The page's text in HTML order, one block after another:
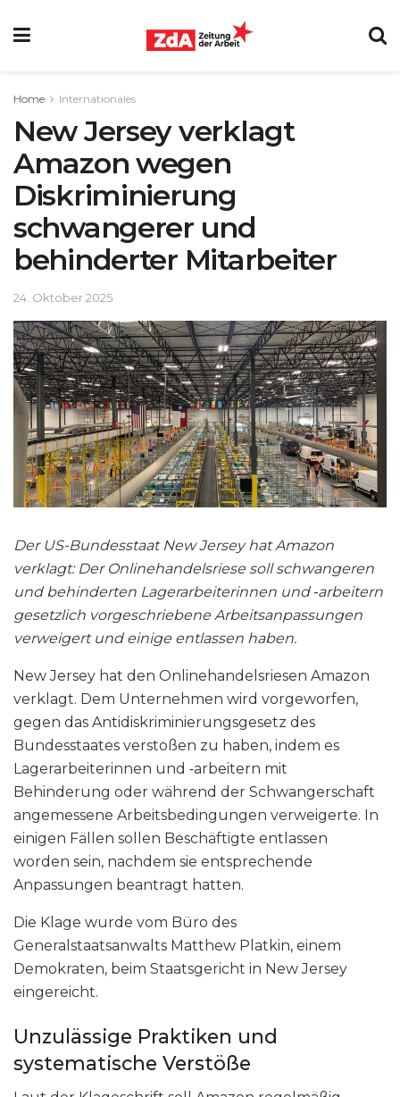
Home Internationales
New Jersey verklagt
Amazon wegen
Diskriminierung
schwangerer und
behinderter Mitarbeiter
24. Oktober 2025
Der US-Bundesstaat New Jersey hat Amazon
verklagt: Der Onlinehandelsriese soll schwangeren
und behinderten Lagerarbeiterinnen und ‑arbeitern
gesetzlich vorgeschriebene Arbeitsanpassungen
verweigert und einige entlassen haben.
New Jersey hat den Onlinehandelsriesen Amazon
verklagt. Dem Unternehmen wird vorgeworfen,
gegen das Antidiskriminierungsgesetz des
Bundesstaates verstoßen zu haben, indem es
Lagerarbeiterinnen und ‑arbeitern mit
Behinderung oder während der Schwangerschaft
angemessene Arbeitsbedingungen verweigerte. In
einigen Fällen sollen Beschäftigte entlassen
worden sein, nachdem sie entsprechende
Anpassungen beantragt hatten.
Die Klage wurde vom Büro des
Generalstaatsanwalts Matthew Platkin, einem
Demokraten, beim Staatsgericht in New Jersey
eingereicht.
Unzulässige Praktiken und
systematische Verstöße